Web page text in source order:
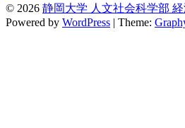
© 2026 静岡大学 人文社会科学部
Powered by WordPress | Theme: